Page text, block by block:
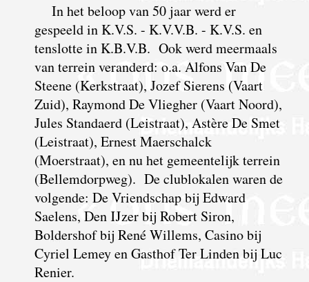
In het beloop van 50 jaar werd er
gespeeld in K.V.S. - K.V.V.B. - K.V.S. en
tenslotte in K.B.V.B. Ook werd meermaals
van terrein veranderd: o.a. Alfons Van De
Steene (Kerkstraat), Jozef Sierens (Vaart
Zuid), Raymond De Vliegher (Vaart Noord),
Jules Standaerd (Leistraat), Astère De Smet
(Leistraat), Ernest Maerschalck
(Moerstraat), en nu het gemeentelijk terrein
(Bellemdorpweg). De clublokalen waren de
volgende: De Vriendschap bij Edward
Saelens, Den IJzer bij Robert Siron,
Boldershof bij René Willems, Casino bij
Cyriel Lemey en Gasthof Ter Linden bij Luc
Renier.